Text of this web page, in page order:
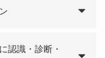
認識・診断・